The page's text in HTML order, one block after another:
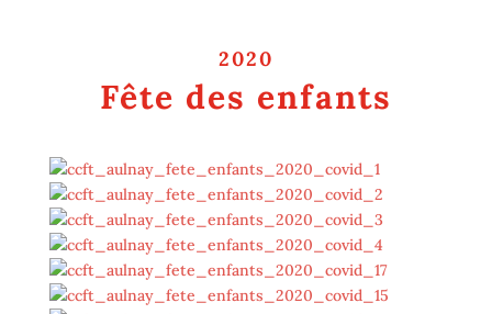
2020
Fête des enfants